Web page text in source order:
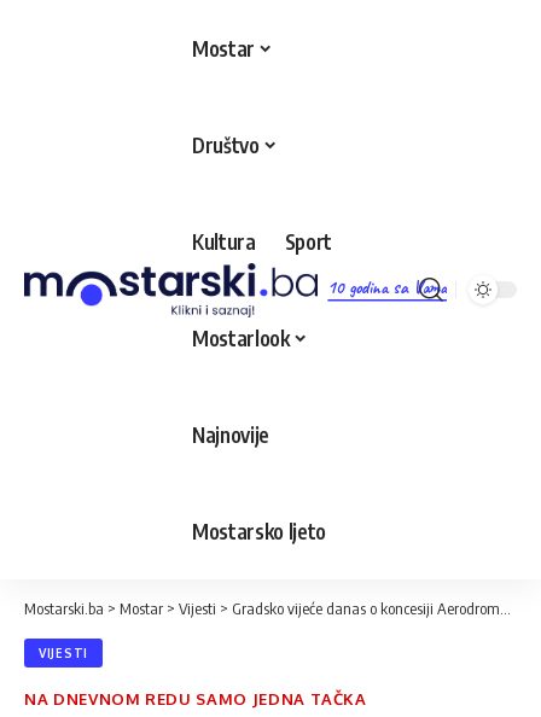
10 godina sa Vama
Mostar
Društvo
Kultura Sport
Mostarlook
Najnovije
Mostarsko ljeto
Mostarski.ba > Mostar > Vijesti > Gradsko vijeće danas o koncesiji Aerodroma Mostar
VIJESTI
NA DNEVNOM REDU SAMO JEDNA TAČKA